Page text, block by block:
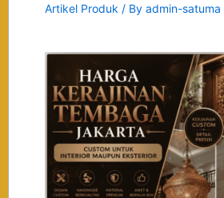
Artikel Produk / By admin-satuma